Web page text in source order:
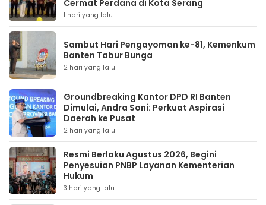
Cermat Perdana di Kota Serang
1 hari yang lalu
Sambut Hari Pengayoman ke-81, Kemenkum
Banten Tabur Bunga
2 hari yang lalu
Groundbreaking Kantor DPD RI Banten
Dimulai, Andra Soni: Perkuat Aspirasi
Daerah ke Pusat
2 hari yang lalu
Resmi Berlaku Agustus 2026, Begini
Penyesuian PNBP Layanan Kementerian
Hukum
3 hari yang lalu